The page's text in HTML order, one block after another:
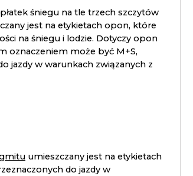
śniegu na tle trzech szczytów
jest na etykietach opon, które
na śniegu i lodzie. Dotyczy opon
oznaczeniem może być M+S,
jazdy w warunkach związanych z
umieszczany jest na etykietach
do jazdy w